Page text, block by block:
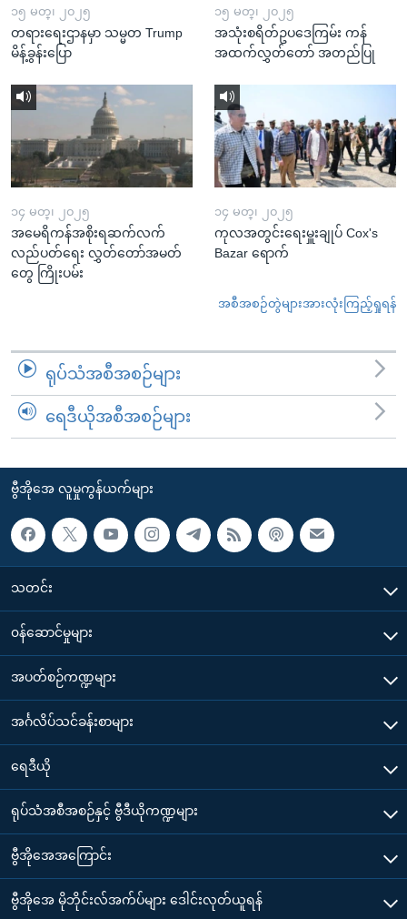
၁၅ မတ္၊ ၂၀၂၅
တရားရေးဌာနမှာ သမ္မတ Trump
မိန့်ခွန်းပြော
၁၅ မတ္၊ ၂၀၂၅
အသုံးစရိတ်ဥပဒေကြမ်း ကန်
အထက်လွှတ်တော် အတည်ပြု
၁၄ မတ္၊ ၂၀၂၅
အမေရိကန်အစိုးရဆက်လက်
လည်ပတ်ရေး လွှတ်တော်အမတ်
တွေ ကြိုးပမ်း
၁၄ မတ္၊ ၂၀၂၅
ကုလအတွင်းရေးမှူးချုပ် Cox's
Bazar ရောက်
အစီအစဉ်တွဲများအားလုံးကြည့်ရှုရန်
ရုပ်သံအစီအစဉ်များ
ရေဒီယိုအစီအစဉ်များ
ဗွီအိုအေ လူမှုကွန်ယက်များ
သတင်း
၀န်ဆောင်မှုများ
အပတ်စဉ်ကဏ္ဍများ
အင်္ဂလိပ်သင်ခန်းစာများ
ရေဒီယို
ရုပ်သံအစီအစဉ်နှင့် ဗွီဒီယိုကဏ္ဍများ
ဗွီအိုအေအကြောင်း
ဗွီအိုအေ မိုဘိုင်းလ်အက်ပ်များ ဒေါင်းလုတ်ယူရန်